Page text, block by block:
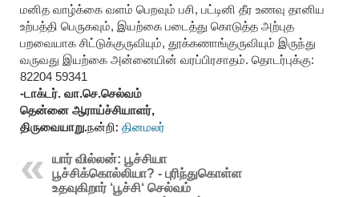
மனித வாழ்க்கை வளம் பெறவும் பசி, பட்டினி தீர உணவு தானிய
உற்பத்தி பெருகவும், இயற்கை படைத்து கொடுத்த அற்புத
பறவையாக சிட்டுக்குருவியும், தூக்கணாங்குருவியும் இருந்து
வருவது இயற்கை அன்னையின் வரப்பிரசாதம். தொடர்புக்கு:
82204 59341
-டாக்டர். வா.செ.செல்வம்
தென்னை ஆராய்ச்சியாளர்,
திருவையாறு.நன்றி: தினமலர்
யார் வில்லன்: பூச்சியா
பூச்சிக்கொல்லியா? - புரிந்துகொள்ள
உதவுகிறார் ‘பூச்சி‘ செல்வம்